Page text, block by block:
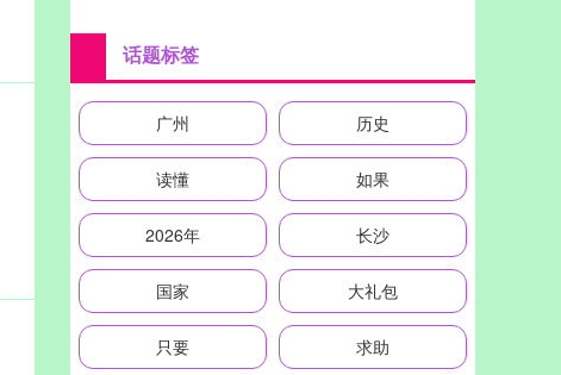
话题标签
广州 历史
读懂 如果
2026年 长沙
国家 大礼包
只要 求助